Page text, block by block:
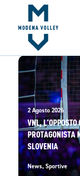
IL CLUB
NEWS
TICKETING
SUMMER CAMP
MV PARTNERS
PALAPANINI
GIOVANILI
ACADEMY
STORE
2 Agosto 2026
VNL,
PROTAGONISTA
SLOVENIA
News,Sportive